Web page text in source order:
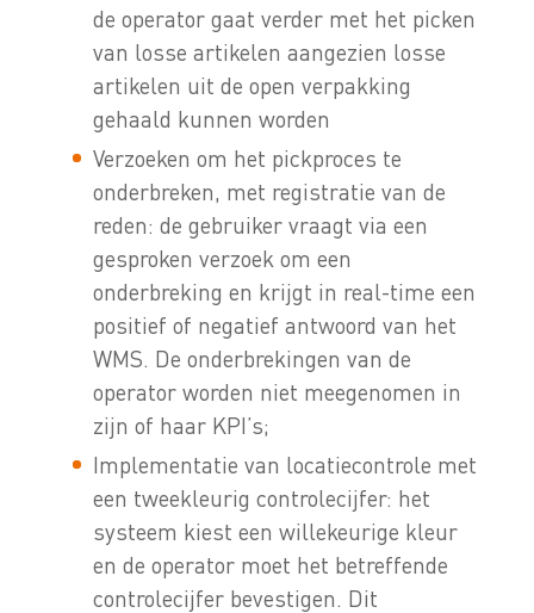
de operator gaat verder met het picken
van losse artikelen aangezien losse
artikelen uit de open verpakking
gehaald kunnen worden
Verzoeken om het pickproces te
onderbreken, met registratie van de
reden: de gebruiker vraagt via een
gesproken verzoek om een
onderbreking en krijgt in real-time een
positief of negatief antwoord van het
WMS. De onderbrekingen van de
operator worden niet meegenomen in
zijn of haar KPI’s;
Implementatie van locatiecontrole met
een tweekleurig controlecijfer: het
systeem kiest een willekeurige kleur
en de operator moet het betreffende
controlecijfer bevestigen. Dit